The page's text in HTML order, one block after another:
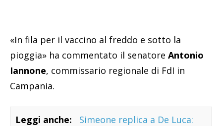
«In fila per il vaccino al freddo e sotto la
pioggia» ha commentato il senatore Antonio
Iannone, commissario regionale di FdI in
Campania.
Leggi anche:
Simeone replica a De Luca: